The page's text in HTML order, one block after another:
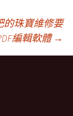
的珠寶維修要
編輯軟體 →